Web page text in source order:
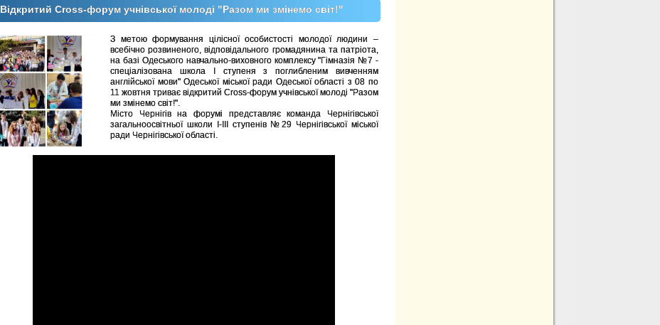
Відкритий Cross-форум учнівської молоді "Разом ми змінемо світ!"
З метою формування цілісної особистості молодої людини –
всебічно розвиненого, відповідального громадянина та патріота,
на базі Одеського навчально-виховного комплексу "Гімназія №7 -
спеціалізована школа І ступеня з поглибленим вивченням
англійської мови" Одеської міської ради Одеської області з 08 по
11 жовтня триває відкритий Cross-форум учнівської молоді "Разом
ми змінемо світ!".
Місто Чернігів на форумі представляє команда Чернігівської
загальноосвітньої школи І-ІІІ ступенів №29 Чернігівської міської
ради Чернігівської області.